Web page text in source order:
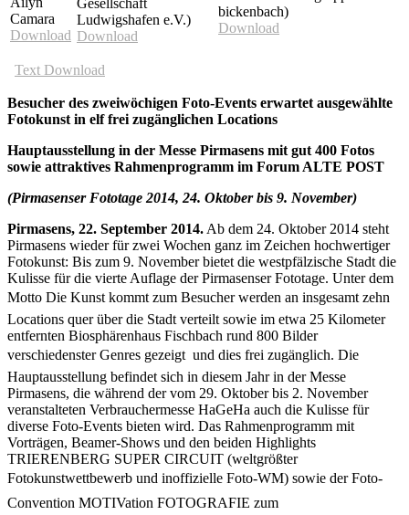
Download Download
Download
Text Download
Besucher des zweiwöchigen Foto-Events erwartet ausgewählte
Fotokunst in elf frei zugänglichen Locations
Hauptausstellung in der Messe Pirmasens mit gut 400 Fotos
sowie attraktives Rahmenprogramm im Forum ALTE POST
(Pirmasenser Fototage 2014, 24. Oktober bis 9. November)
Pirmasens, 22. September 2014. Ab dem 24. Oktober 2014 steht
Pirmasens wieder für zwei Wochen ganz im Zeichen hochwertiger
Fotokunst: Bis zum 9. November bietet die westpfälzische Stadt die
Kulisse für die vierte Auflage der Pirmasenser Fototage. Unter dem
Motto Die Kunst kommt zum Besucher werden an insgesamt zehn
Locations quer über die Stadt verteilt sowie im etwa 25 Kilometer
entfernten Biosphärenhaus Fischbach rund 800 Bilder
verschiedenster Genres gezeigt  und dies frei zugänglich. Die
Hauptausstellung befindet sich in diesem Jahr in der Messe
Pirmasens, die während der vom 29. Oktober bis 2. November
veranstalteten Verbrauchermesse HaGeHa auch die Kulisse für
diverse Foto-Events bieten wird. Das Rahmenprogramm mit
Vorträgen, Beamer-Shows und den beiden Highlights
TRIERENBERG SUPER CIRCUIT (weltgrößter
Fotokunstwettbewerb und inoffizielle Foto-WM) sowie der Foto-
Convention MOTIVation FOTOGRAFIE zum